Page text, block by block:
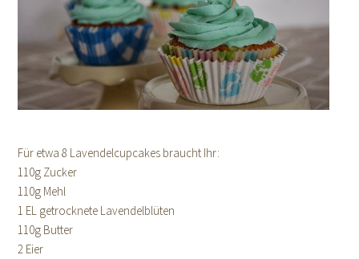
Für etwa 8 Lavendelcupcakes braucht Ihr:
110g Zucker
110g Mehl
1 EL getrocknete Lavendelblüten
110g Butter
2 Eier